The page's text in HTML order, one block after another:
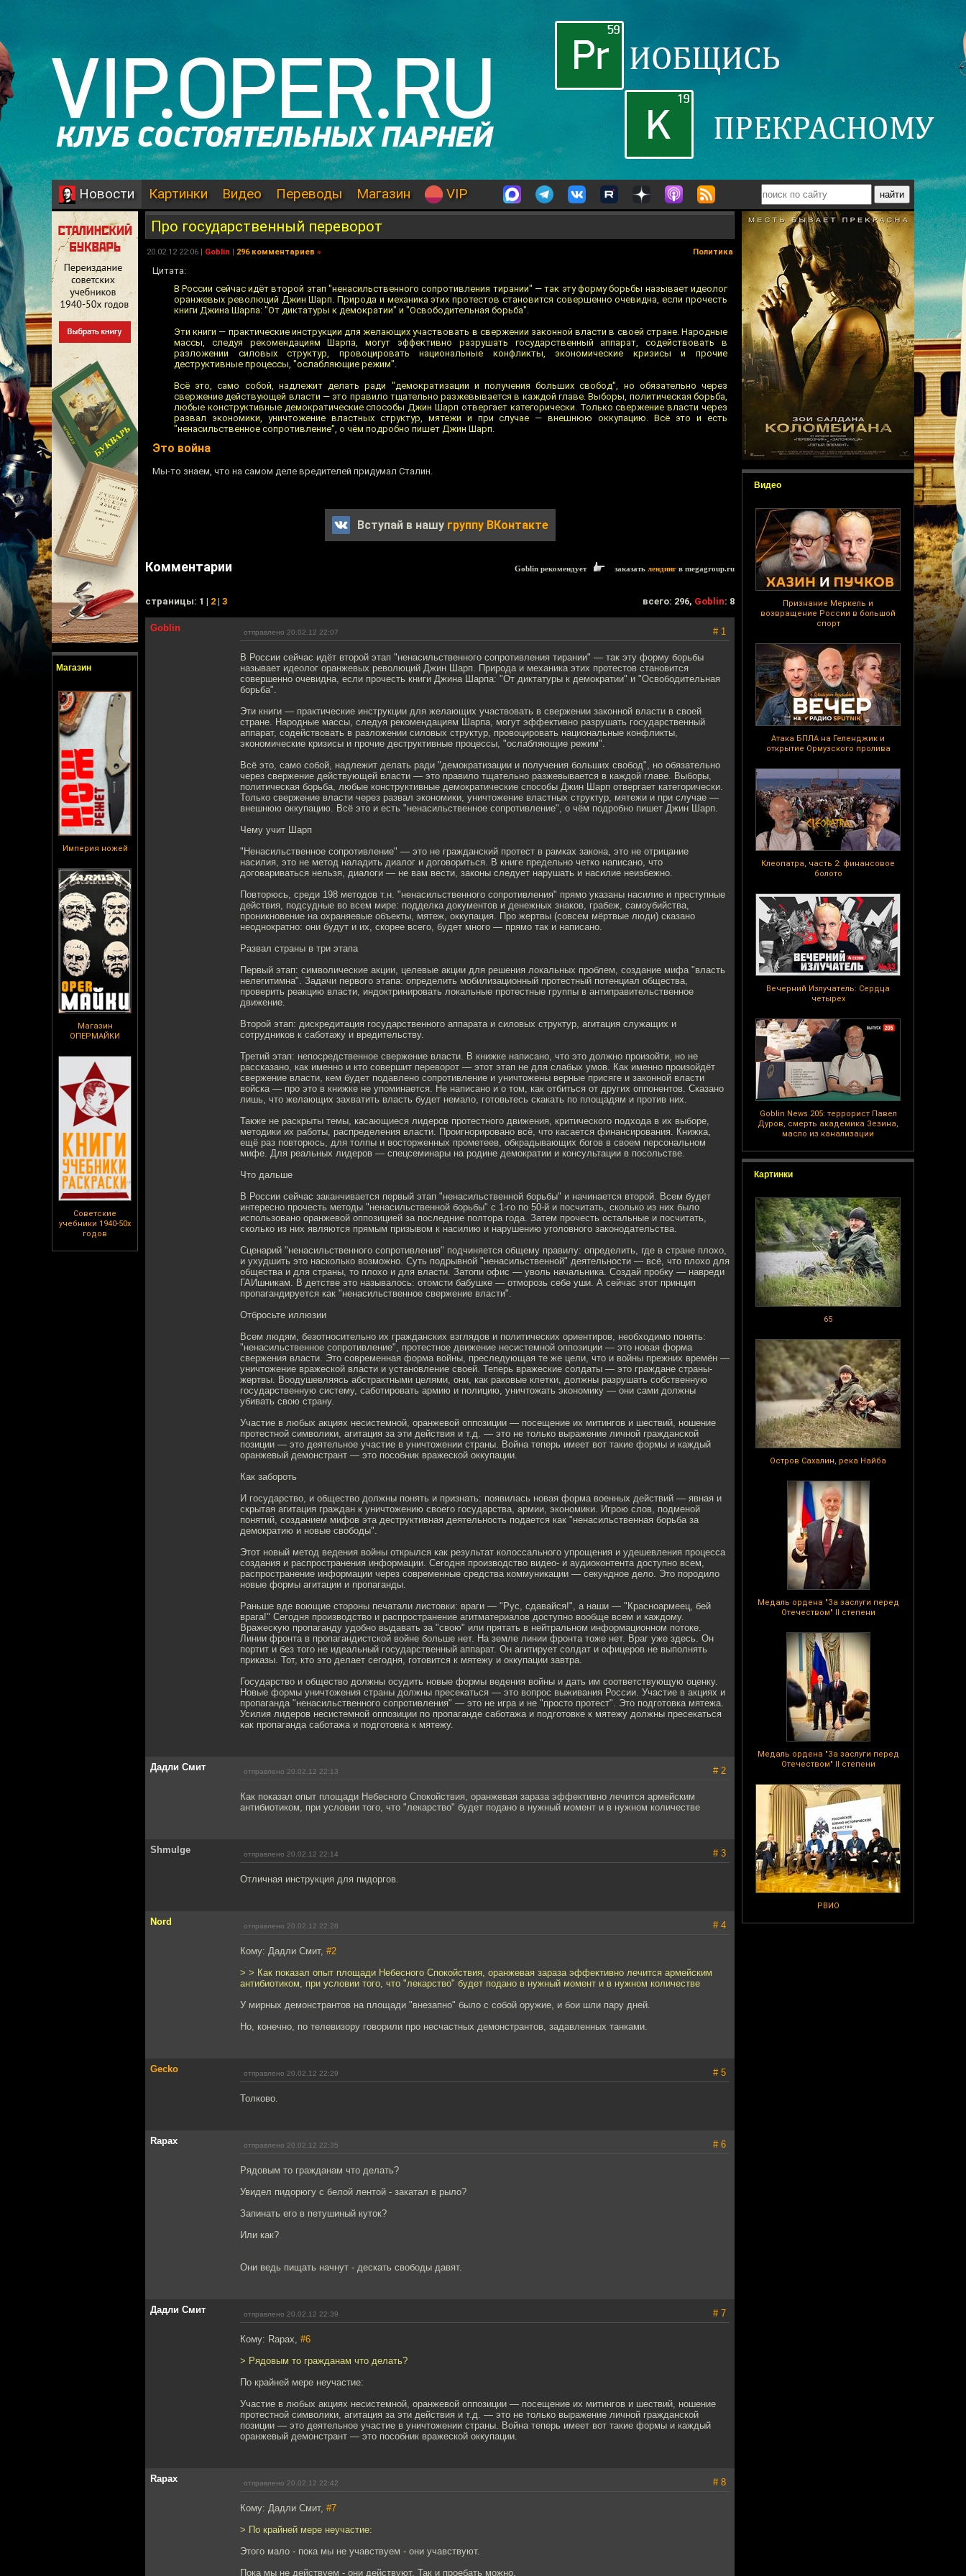
Новости Картинки Видео Переводы Магазин VIP
Магазин
Империя ножей
Магазин
ОПЕРМАЙКИ
Советские
учебники 1940-50х
годов
Видео
Признание Меркель и
возвращение России в большой
спорт
Атака БПЛА на Геленджик и
открытие Ормузского пролива
Клеопатра, часть 2: финансовое
болото
Вечерний Излучатель: Сердца
четырех
Goblin News 205: террорист Павел
Дуров, смерть академика Зезина,
масло из канализации
Картинки
65
Остров Сахалин, река Найба
Медаль ордена "За заслуги перед
Отечеством" II степени
Медаль ордена "За заслуги перед
Отечеством" II степени
РВИО
Про государственный переворот
20.02.12 22:06 | Goblin | 296 комментариев » Политика
Цитата:
В России сейчас идёт второй этап "ненасильственного сопротивления тирании" — так эту форму борьбы называет идеолог
оранжевых революций Джин Шарп. Природа и механика этих протестов становится совершенно очевидна, если прочесть
книги Джина Шарпа: "От диктатуры к демократии" и "Освободительная борьба".
Эти книги — практические инструкции для желающих участвовать в свержении законной власти в своей стране. Народные
массы, следуя рекомендациям Шарпа, могут эффективно разрушать государственный аппарат, содействовать в
разложении силовых структур, провоцировать национальные конфликты, экономические кризисы и прочие
деструктивные процессы, "ослабляющие режим".
Всё это, само собой, надлежит делать ради "демократизации и получения больших свобод", но обязательно через
свержение действующей власти — это правило тщательно разжевывается в каждой главе. Выборы, политическая борьба,
любые конструктивные демократические способы Джин Шарп отвергает категорически. Только свержение власти через
развал экономики, уничтожение властных структур, мятежи и при случае — внешнюю оккупацию. Всё это и есть
"ненасильственное сопротивление", о чём подробно пишет Джин Шарп.
Это война
Мы-то знаем, что на самом деле вредителей придумал Сталин.
Вступай в нашу группу ВКонтакте
Комментарии Goblin рекомендует заказать лендинг в megagroup.ru
cтраницы: 1 | 2 | 3 всего: 296, Goblin: 8
Goblin отправлено 20.02.12 22:07 # 1
В России сейчас идёт второй этап "ненасильственного сопротивления тирании" — так эту форму борьбы
называет идеолог оранжевых революций Джин Шарп. Природа и механика этих протестов становится
совершенно очевидна, если прочесть книги Джина Шарпа: "От диктатуры к демократии" и "Освободительная
борьба".
Эти книги — практические инструкции для желающих участвовать в свержении законной власти в своей
стране. Народные массы, следуя рекомендациям Шарпа, могут эффективно разрушать государственный
аппарат, содействовать в разложении силовых структур, провоцировать национальные конфликты,
экономические кризисы и прочие деструктивные процессы, "ослабляющие режим".
Всё это, само собой, надлежит делать ради "демократизации и получения больших свобод", но обязательно
через свержение действующей власти — это правило тщательно разжевывается в каждой главе. Выборы,
политическая борьба, любые конструктивные демократические способы Джин Шарп отвергает категорически.
Только свержение власти через развал экономики, уничтожение властных структур, мятежи и при случае —
внешнюю оккупацию. Всё это и есть "ненасильственное сопротивление", о чём подробно пишет Джин Шарп.
Чему учит Шарп
"Ненасильственное сопротивление" — это не гражданский протест в рамках закона, это не отрицание
насилия, это не метод наладить диалог и договориться. В книге предельно четко написано, что
договариваться нельзя, диалоги — не вам вести, законы следует нарушать и насилие неизбежно.
Повторюсь, среди 198 методов т.н. "ненасильственного сопротивления" прямо указаны насилие и преступные
действия, подсудные во всем мире: подделка документов и денежных знаков, грабеж, самоубийства,
проникновение на охраняевые объекты, мятеж, оккупация. Про жертвы (совсем мёртвые люди) сказано
неоднократно: они будут и их, скорее всего, будет много — прямо так и написано.
Развал страны в три этапа
Первый этап: символические акции, целевые акции для решения локальных проблем, создание мифа "власть
нелегитимна". Задачи первого этапа: определить мобилизационный протестный потенциал общества,
проверить реакцию власти, индоктринировать локальные протестные группы в антиправительственное
движение.
Второй этап: дискредитация государственного аппарата и силовых структур, агитация служащих и
сотрудников к саботажу и вредительству.
Третий этап: непосредственное свержение власти. В книжке написано, что это должно произойти, но не
рассказано, как именно и кто совершит переворот — этот этап не для слабых умов. Как именно произойдёт
свержение власти, кем будет подавлено сопротивление и уничтожены верные присяге и законной власти
войска — про это в книжке не упоминается. Не написано и о том, как отбиться от других оппонентов. Сказано
лишь, что желающих захватить власть будет немало, готовьтесь скакать по площадям и против них.
Также не раскрыты темы, касающиеся лидеров протестного движения, критического подхода в их выборе,
методики их работы, распределения власти. Проигнорировано всё, что касается финансирования. Книжка,
ещё раз повторюсь, для толпы и восторженных прометеев, обкрадывающих богов в своем персональном
мифе. Для реальных лидеров — спецсеминары на родине демократии и консультации в посольстве.
Что дальше
В России сейчас заканчивается первый этап "ненасильственной борьбы" и начинается второй. Всем будет
интересно прочесть методы "ненасильственной борьбы" с 1-го по 50-й и посчитать, сколько из них было
использовано оранжевой оппозицией за последние полтора года. Затем прочесть остальные и посчитать,
сколько из них являются прямым призывом к насилию и нарушению уголовного законодательства.
Сценарий "ненасильственного сопротивления" подчиняется общему правилу: определить, где в стране плохо,
и ухудшить это насколько возможно. Суть подрывной "ненасильственной" деятельности — всё, что плохо для
общества и для страны, то плохо и для власти. Затопи офис — уволь начальника. Создай пробку — навреди
ГАИшникам. В детстве это называлось: отомсти бабушке — отморозь себе уши. А сейчас этот принцип
пропагандируется как "ненасильственное свержение власти".
Отбросьте иллюзии
Всем людям, безотносительно их гражданских взглядов и политических ориентиров, необходимо понять:
"ненасильственное сопротивление", протестное движение несистемной оппозиции — это новая форма
свержения власти. Это современная форма войны, преследующая те же цели, что и войны прежних времён —
уничтожение вражеской власти и установление своей. Теперь вражеские солдаты — это граждане страны-
жертвы. Воодушевляясь абстрактными целями, они, как раковые клетки, должны разрушать собственную
государственную систему, саботировать армию и полицию, уничтожать экономику — они сами должны
убивать свою страну.
Участие в любых акциях несистемной, оранжевой оппозиции — посещение их митингов и шествий, ношение
протестной символики, агитация за эти действия и т.д. — это не только выражение личной гражданской
позиции — это деятельное участие в уничтожении страны. Война теперь имеет вот такие формы и каждый
оранжевый демонстрант — это пособник вражеской оккупации.
Как забороть
И государство, и общество должны понять и признать: появилась новая форма военных действий — явная и
скрытая агитация граждан к уничтожению своего государства, армии, экономики. Игрою слов, подменой
понятий, созданием мифов эта деструктивная деятельность подается как "ненасильственная борьба за
демократию и новые свободы".
Этот новый метод ведения войны открылся как результат колоссального упрощения и удешевления процесса
создания и распространения информации. Сегодня производство видео- и аудиоконтента доступно всем,
распространение информации через современные средства коммуникации — секундное дело. Это породило
новые формы агитации и пропаганды.
Раньше вде воющие стороны печатали листовки: враги — "Рус, сдавайся!", а наши — "Красноармеец, бей
врага!" Сегодня производство и распространение агитматериалов доступно вообще всем и каждому.
Вражескую пропаганду удобно выдавать за "свою" или прятать в нейтральном информационном потоке.
Линии фронта в пропагандистской войне больше нет. На земле линии фронта тоже нет. Враг уже здесь. Он
портит и без того не идеальный государственный аппарат. Он агитирует солдат и офицеров не выполнять
приказы. Тот, кто это делает сегодня, готовится к мятежу и оккупации завтра.
Государство и общество должны осудить новые формы ведения войны и дать им соответствующую оценку.
Новые формы уничтожения страны должны пресекаться — это вопрос выживания России. Участие в акциях и
пропаганда "ненасильственного сопротивления" — это не игра и не "просто протест". Это подготовка мятежа.
Усилия лидеров несистемной оппозиции по пропаганде саботажа и подготовке к мятежу должны пресекаться
как пропаганда саботажа и подготовка к мятежу.
Дадли Смит отправлено 20.02.12 22:13 # 2
Как показал опыт площади Небесного Спокойствия, оранжевая зараза эффективно лечится армейским
антибиотиком, при условии того, что "лекарство" будет подано в нужный момент и в нужном количестве
Shmulge отправлено 20.02.12 22:14 # 3
Отличная инструкция для пидоргов.
Nord отправлено 20.02.12 22:28 # 4
Кому: Дадли Смит, #2
> > Как показал опыт площади Небесного Спокойствия, оранжевая зараза эффективно лечится армейским
антибиотиком, при условии того, что "лекарство" будет подано в нужный момент и в нужном количестве
У мирных демонстрантов на площади "внезапно" было с собой оружие, и бои шли пару дней.
Но, конечно, по телевизору говорили про несчастных демонстрантов, задавленных танками.
Gecko отправлено 20.02.12 22:29 # 5
Толково.
Rapax отправлено 20.02.12 22:35 # 6
Рядовым то гражданам что делать?
Увидел пидорюгу с белой лентой - закатал в рыло?
Запинать его в петушиный куток?
Или как?
Они ведь пищать начнут - дескать свободы давят.
Дадли Смит отправлено 20.02.12 22:39 # 7
Кому: Rapax, #6
> Рядовым то гражданам что делать?
По крайней мере неучастие:
Участие в любых акциях несистемной, оранжевой оппозиции — посещение их митингов и шествий, ношение
протестной символики, агитация за эти действия и т.д. — это не только выражение личной гражданской
позиции — это деятельное участие в уничтожении страны. Война теперь имеет вот такие формы и каждый
оранжевый демонстрант — это пособник вражеской оккупации.
Rapax отправлено 20.02.12 22:42 # 8
Кому: Дадли Смит, #7
> По крайней мере неучастие:
Этого мало - пока мы не учавствуем - они учавствуют.
Пока мы не действуем - они действуют. Так и проебать можно.